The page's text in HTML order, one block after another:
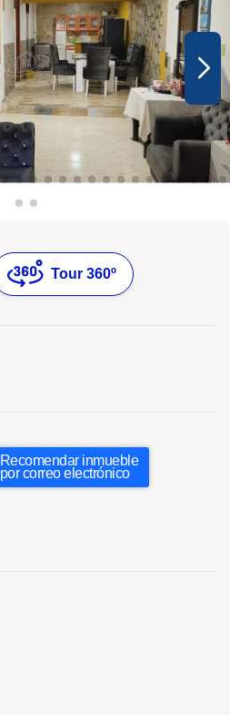
Tour 360º
Recomendar inmueble
por correo electrónico